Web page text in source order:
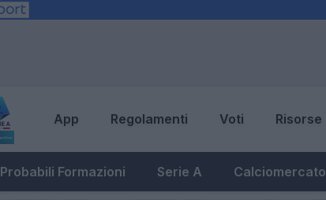
App Regolamenti Voti Risorse
Probabili Formazioni Serie A Calciomercato